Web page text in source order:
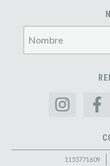
1155771609